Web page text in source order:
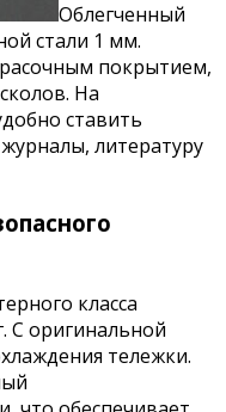
Облегченный
стали 1 мм.
покрытием,
На
ставить
литературу
класса
С оригинальной
тележки.